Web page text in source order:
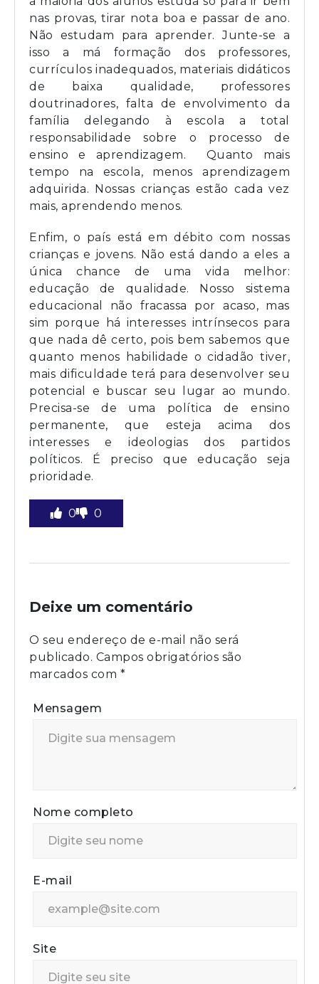
nas provas, tirar nota boa e passar de ano.
Não estudam para aprender. Junte-se a
isso a má formação dos professores,
currículos inadequados, materiais didáticos
de baixa qualidade, professores
doutrinadores, falta de envolvimento da
família delegando à escola a total
responsabilidade sobre o processo de
ensino e aprendizagem. Quanto mais
tempo na escola, menos aprendizagem
adquirida. Nossas crianças estão cada vez
mais, aprendendo menos.
Enfim, o país está em débito com nossas
crianças e jovens. Não está dando a eles a
única chance de uma vida melhor:
educação de qualidade. Nosso sistema
educacional não fracassa por acaso, mas
sim porque há interesses intrínsecos para
que nada dê certo, pois bem sabemos que
quanto menos habilidade o cidadão tiver,
mais dificuldade terá para desenvolver seu
potencial e buscar seu lugar ao mundo.
Precisa-se de uma política de ensino
permanente, que esteja acima dos
interesses e ideologias dos partidos
políticos. É preciso que educação seja
prioridade.
0 0
Deixe um comentário
O seu endereço de e-mail não será
publicado. Campos obrigatórios são
marcados com *
Mensagem
Nome completo
E-mail
Site